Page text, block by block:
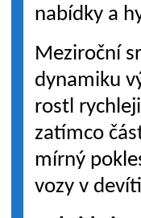
nabídky a
Meziroční
dynamiku
rostl
zatímco
mírný
vozy v